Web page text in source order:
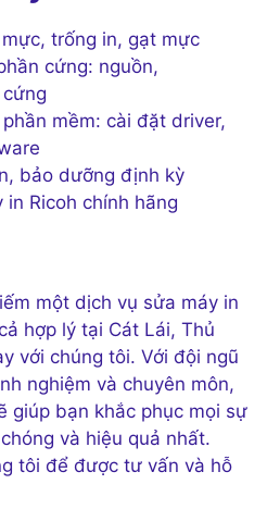
trống in, gạt mực
cứng: nguồn,
mềm: cài đặt driver,
bảo dưỡng định kỳ
in Ricoh chính hãng
một dịch vụ sửa máy in
hợp lý tại Cát Lái, Thủ
với chúng tôi. Với đội ngũ
nghiệm và chuyên môn,
giúp bạn khắc phục mọi sự
và hiệu quả nhất.
tôi để được tư vấn và hỗ